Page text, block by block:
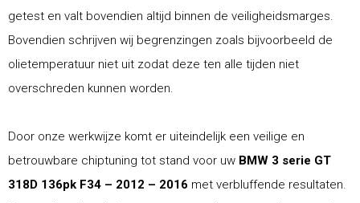
getest en valt bovendien altijd binnen de veiligheidsmarges.
Bovendien schrijven wij begrenzingen zoals bijvoorbeeld de
olietemperatuur niet uit zodat deze ten alle tijden niet
overschreden kunnen worden.
Door onze werkwijze komt er uiteindelijk een veilige en
betrouwbare chiptuning tot stand voor uw BMW 3 serie GT
318D 136pk F34 – 2012 – 2016 met verbluffende resultaten.